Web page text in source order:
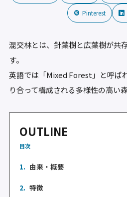
Pinterest
混交林とは、針葉樹と広葉樹が共
す。
英語では「Mixed Forest」と呼ば
り合って構成される多様性の高い
OUTLINE
目次
1. 由来・概要
2. 特徴